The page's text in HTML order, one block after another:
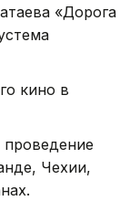
«Дорога
кино в
проведение
Чехии,